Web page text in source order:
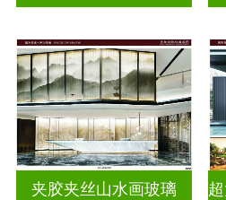
夹胶夹丝山水画玻璃